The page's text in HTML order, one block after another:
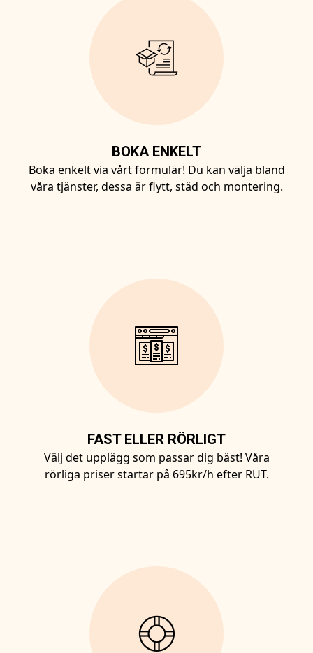
BOKA ENKELT
Boka enkelt via vårt formulär! Du kan välja bland
våra tjänster, dessa är flytt, städ och montering.
FAST ELLER RÖRLIGT
Välj det upplägg som passar dig bäst! Våra
rörliga priser startar på 695kr/h efter RUT.